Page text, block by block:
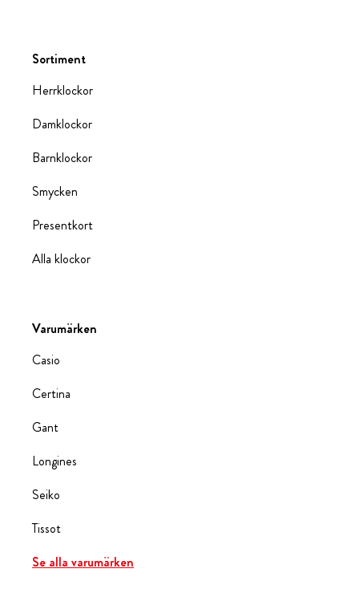
Sortiment
Herrklockor
Damklockor
Barnklockor
Smycken
Presentkort
Alla klockor
Varumärken
Casio
Certina
Gant
Longines
Seiko
Tissot
Se alla varumärken